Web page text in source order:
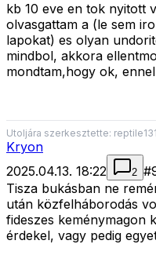
kb 10 eve en tok nyitott
olvasgattam a (le sem
lapokat) es olyan
mindbol, akkora
mondtam,hogy ok,
Utoljára szerkesztette:
Kryon
2025.04.13. 18:22
2 #
Tisza bukásban ne
után közfelháborodás
fideszes keménymagon
érdekel, vagy pedig